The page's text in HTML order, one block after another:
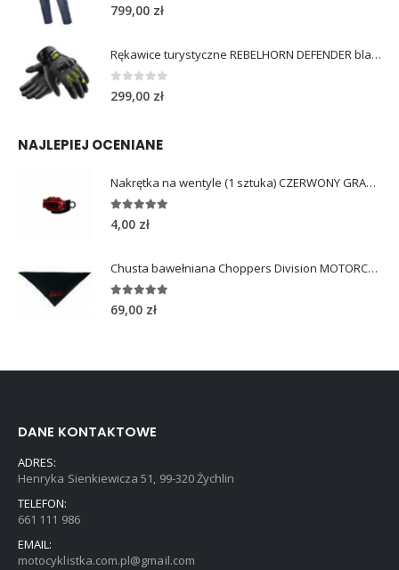
out of 5
799,00 zł
Rękawice turystyczne REBELHORN DEFENDER black yellow fluo
out of 5
299,00 zł
NAJLEPIEJ OCENIANE
Nakrętka na wentyle (1 sztuka) CZERWONY GRANAT
out of 5
4,00 zł
Chusta bawełniana Choppers Division MOTORCYCLE LOVE
out of 5
69,00 zł
DANE KONTAKTOWE
ADRES:
Henryka Sienkiewicza 51, 99-320 Żychlin
TELEFON:
661 111 986
EMAIL:
motocyklistka.com.pl@gmail.com